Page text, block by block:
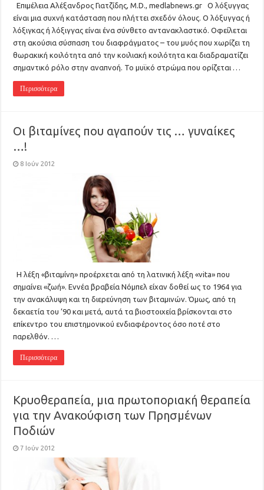
Επιμέλεια Αλέξανδρος Γιατζίδης, M.D., medlabnews.gr Ο λόξυγγας
είναι μια συχνή κατάσταση που πλήττει σχεδόν όλους. Ο λόξυγγας ή
λόξιγκας ή λόξιγγας είναι ένα σύνθετο αντανακλαστικό. Οφείλεται
στη ακούσια σύσπαση του διαφράγματος – του μυός που χωρίζει τη
θωρακική κοιλότητα από την κοιλιακή κοιλότητα και διαδραματίζει
σημαντικό ρόλο στην αναπνοή. Το μυϊκό στρώμα που ορίζεται …
Περισσότερα
Οι βιταμίνες που αγαπούν τις … γυναίκες
…!
8 Ιούν 2012
Η λέξη «βιταμίνη» προέρχεται από τη λατινική λέξη «vita» που
σημαίνει «ζωή». Εννέα βραβεία Νόμπελ είχαν δοθεί ως το 1964 για
την ανακάλυψη και τη διερεύνηση των βιταμινών. Όμως, από τη
δεκαετία του ’90 και μετά, αυτά τα βιοστοιχεία βρίσκονται στο
επίκεντρο του επιστημονικού ενδιαφέροντος όσο ποτέ στο
παρελθόν. …
Περισσότερα
Κρυοθεραπεία, μια πρωτοποριακή θεραπεία
για την Ανακούφιση των Πρησμένων
Ποδιών
7 Ιούν 2012